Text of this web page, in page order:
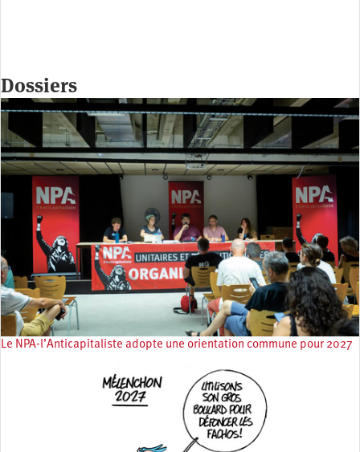
Dossiers
Le NPA-l’Anticapitaliste adopte une orientation commune pour 2027